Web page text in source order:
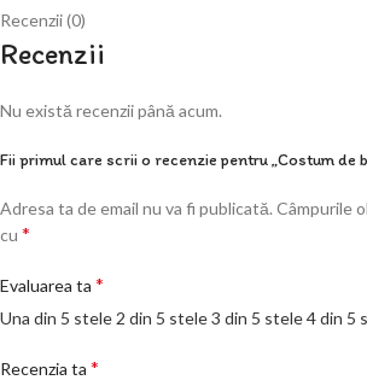
Recenzii (0)
Recenzii
Nu există recenzii până acum.
Fii primul care scrii o recenzie pentru „Costum de
Adresa ta de email nu va fi publicată. Câmpurile
cu *
Evaluarea ta *
Una din 5 stele 2 din 5 stele3 din 5 stele4 din 5
Recenzia ta *